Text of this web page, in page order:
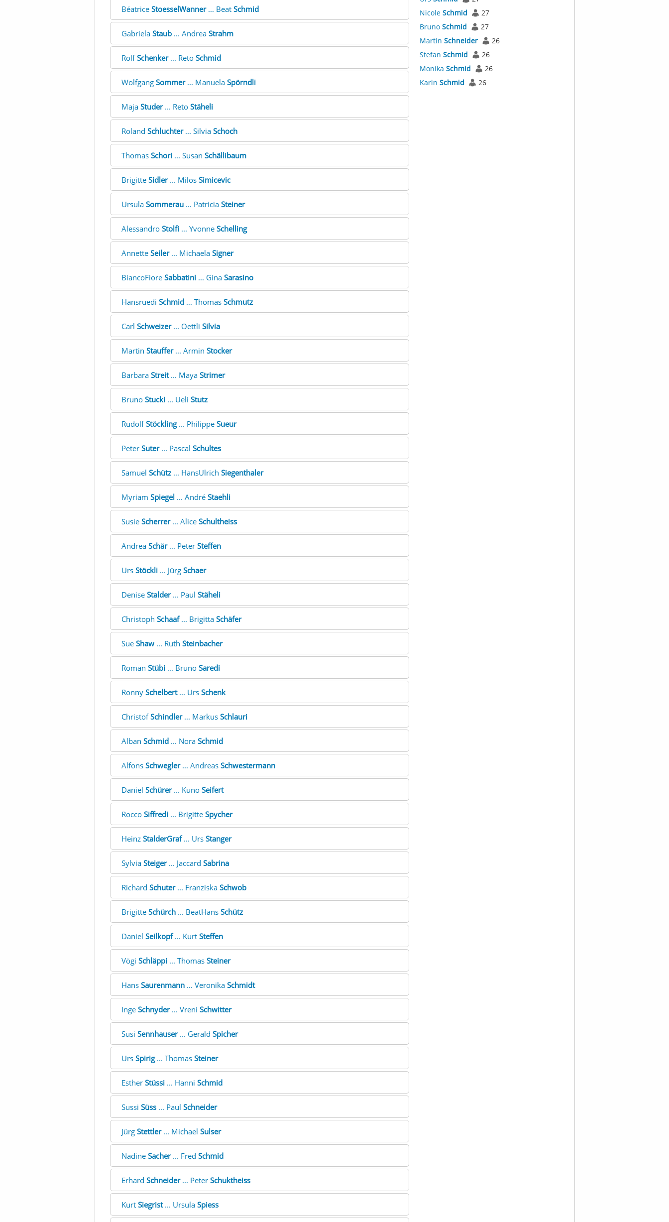
Béatrice StoesselWanner... Beat Schmid
Gabriela Staub... Andrea Strahm
RolfSchenker... Reto Schmid
Wolfgang Sommer... Manuela Spörndli
Maja Studer... Reto Stäheli
Roland Schluchter... Silvia Schoch
Thomas Schori... Susan Schällibaum
Brigitte Sidler... Milos Simicevic
Ursula Sommerau... Patricia Steiner
Alessandro Stolfi... Yvonne Schelling
Annette Seiler... Michaela Signer
BiancoFiore Sabbatini... Gina Sarasino
Hansruedi Schmid... Thomas Schmutz
Carl Schweizer... Oettli Silvia
Martin Stauffer... Armin Stocker
Barbara Streit... Maya Strimer
Bruno Stucki... Ueli Stutz
RudolfStöckling... Philippe Sueur
Peter Suter... Pascal Schultes
Samuel Schütz... HansUlrich Siegenthaler
Myriam Spiegel ... André Staehli
Susie Scherrer... Alice Schultheiss
Andrea Schär... Peter Steffen
Urs Stöckli... Jürg Schaer
Denise Stalder... Paul Stäheli
Christoph Schaaf... Brigitta Schäfer
Sue Shaw... Ruth Steinbacher
Roman Stübi... Bruno Saredi
Ronny Schelbert... Urs Schenk
ChristofSchindler... Markus Schlauri
Alban Schmid... Nora Schmid
Alfons Schwegler... Andreas Schwestermann
Daniel Schürer... Kuno Seifert
Rocco Siffredi... Brigitte Spycher
Heinz StalderGraf... Urs Stanger
Sylvia Steiger... Jaccard Sabrina
Richard Schuter... Franziska Schwob
Brigitte Schürch... BeatHans Schütz
Daniel Seilkopf... Kurt Steffen
Vögi Schläppi... Thomas Steiner
Hans Saurenmann... Veronika Schmidt
Inge Schnyder... Vreni Schwitter
Susi Sennhauser... Gerald Spicher
Urs Spirig... Thomas Steiner
Esther Stüssi... Hanni Schmid
Sussi Süss... Paul Schneider
Jürg Stettler... Michael Sulser
Nadine Sacher... Fred Schmid
Erhard Schneider... Peter Schuktheiss
Kurt Siegrist... Ursula Spiess
Nicole Schmid
27
Bruno Schmid
27
Martin Schneider
26
Stefan Schmid
26
Monika Schmid
26
Karin Schmid 26